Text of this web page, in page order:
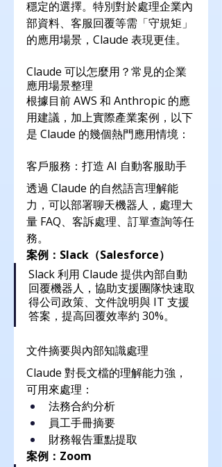
穩定的選擇。特別對於處理企業內
部資料、客服回覆等需「守規矩」
的應用場景，Claude 表現更佳。
Claude 可以怎麼用？常見的企業
應用場景整理
根據目前 AWS 和 Anthropic 的應
用建議，加上實際產業案例，以下
是 Claude 的幾個熱門應用情境：
客戶服務：打造 AI 自動客服助手
透過 Claude 的自然語言理解能
力，可以部署聊天機器人，處理大
量 FAQ、客訴處理、訂單查詢等任
務。
案例：Slack（Salesforce）
Slack 利用 Claude 提供內部自動
回覆機器人，協助支援團隊快速取
得公司政策、文件說明與 IT 支援
答案，提高回覆效率約 30%。
文件摘要與內部知識處理
Claude 對長文檔的理解能力強，
可用來處理：
法務合約分析
員工手冊摘要
財務報告重點提取
案例：Zoom